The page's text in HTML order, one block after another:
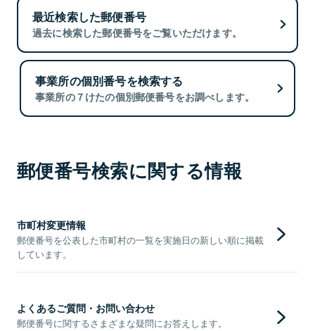
最近検索した郵便番号
過去に検索した郵便番号をご覧いただけます。
事業所の個別番号を検索する
事業所の７けたの個別郵便番号をお調べします。
郵便番号検索に関する情報
市町村変更情報
郵便番号を公表した市町村の一覧を実施日の新しい順に掲載
しています。
よくあるご質問・お問い合わせ
郵便番号に関するさまざまな疑問にお答えします。